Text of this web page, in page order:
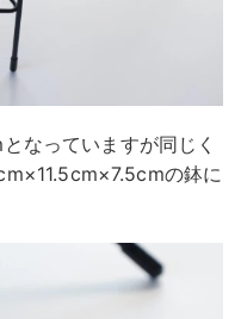
なっていますが同じく
の鉢に